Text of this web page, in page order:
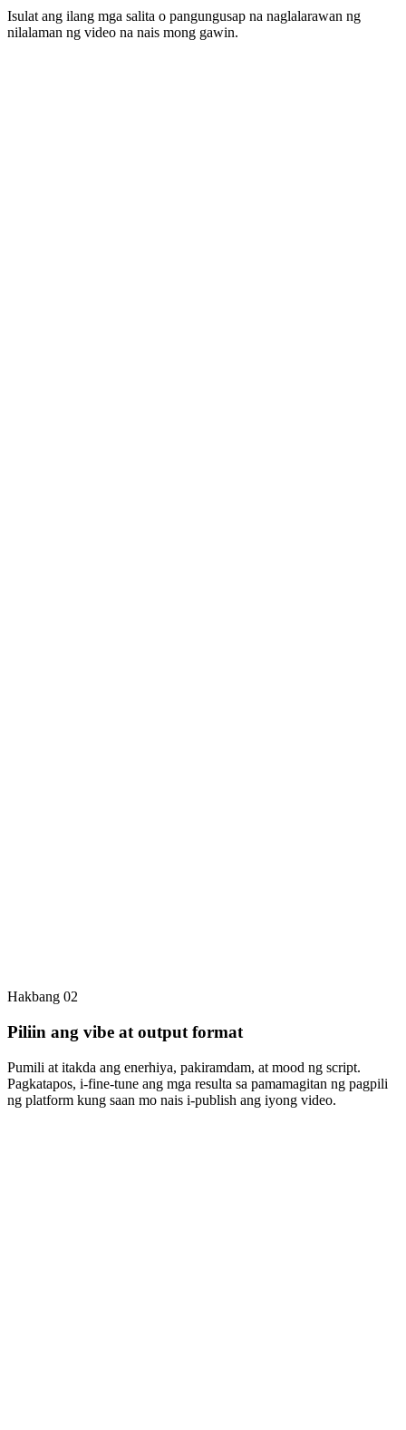
Isulat ang ilang mga salita o pangungusap na naglalarawan ng
nilalaman ng video na nais mong gawin.
Hakbang 02
Piliin ang vibe at output format
Pumili at itakda ang enerhiya, pakiramdam, at mood ng script.
Pagkatapos, i-fine-tune ang mga resulta sa pamamagitan ng pagpili
ng platform kung saan mo nais i-publish ang iyong video.